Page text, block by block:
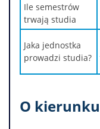
Ile semestrów
trwają studia
Jaka jednostka
prowadzi studia?
O kierunku